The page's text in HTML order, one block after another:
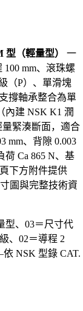
型（輕量型）
一
mm、滾珠螺
（P）、單滑塊
撐軸承整合為單
內建 NSK K1 潤
緊湊斷面，適合
mm、背隙 0.003
荷 Ca 865 N、基
下方附件提供
寸圖與完整技術資
型、03＝尺寸代
、02＝導程 2
NSK 型錄 CAT.